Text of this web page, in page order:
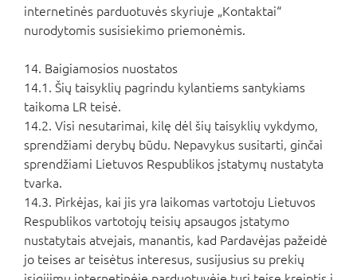
internetinės parduotuvės skyriuje „Kontaktai“
nurodytomis susisiekimo priemonėmis.
14. Baigiamosios nuostatos
14.1. Šių taisyklių pagrindu kylantiems santykiams
taikoma LR teisė.
14.2. Visi nesutarimai, kilę dėl šių taisyklių vykdymo,
sprendžiami derybų būdu. Nepavykus susitarti, ginčai
sprendžiami Lietuvos Respublikos įstatymų nustatyta
tvarka.
14.3. Pirkėjas, kai jis yra laikomas vartotoju Lietuvos
Respublikos vartotojų teisių apsaugos įstatymo
nustatytais atvejais, manantis, kad Pardavėjas pažeidė
jo teises ar teisėtus interesus, susijusius su prekių